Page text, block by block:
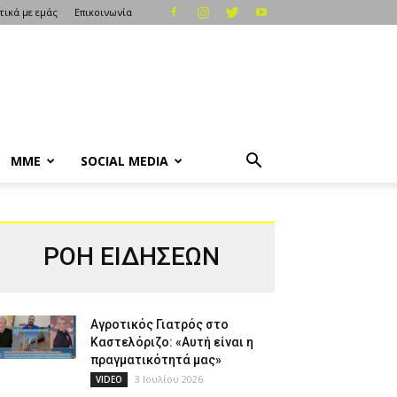
με εμάς Επικοινωνία
ΜΜΕ SOCIAL MEDIA
ΡΟΗ ΕΙΔΗΣΕΩΝ
Αγροτικός Γιατρός στο
Καστελόριζο: «Αυτή είναι η
πραγματικότητά μας»
VIDEO 3 Ιουλίου 2026